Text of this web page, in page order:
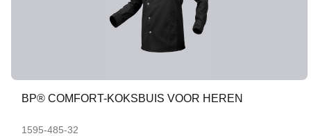
BP® COMFORT-KOKSBUIS VOOR HEREN
1595-485-32